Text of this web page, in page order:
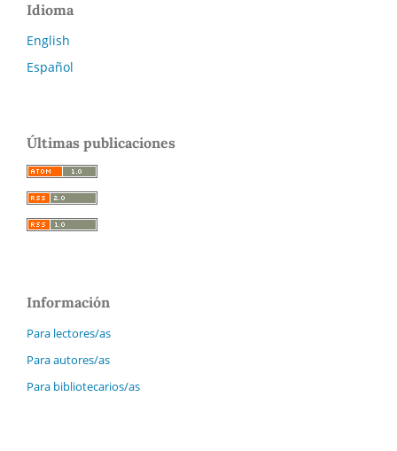
Idioma
English
Español
Últimas publicaciones
Información
Para lectores/as
Para autores/as
Para bibliotecarios/as